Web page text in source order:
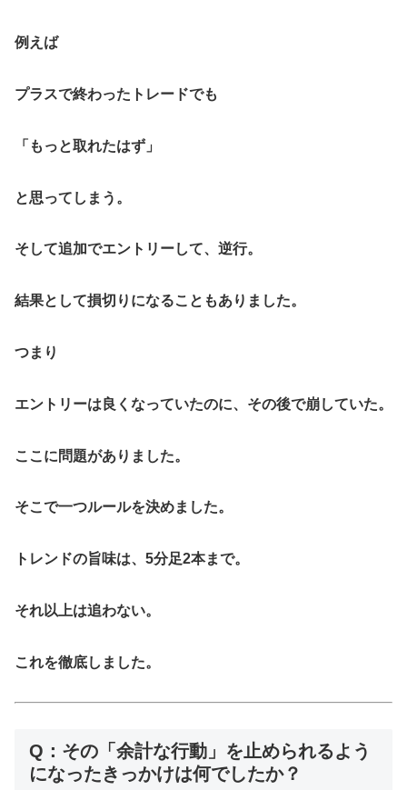
例えば
プラスで終わったトレードでも
「もっと取れたはず」
と思ってしまう。
そして追加でエントリーして、逆行。
結果として損切りになることもありました。
つまり
エントリーは良くなっていたのに、その後で崩していた。
ここに問題がありました。
そこで一つルールを決めました。
トレンドの旨味は、5分足2本まで。
それ以上は追わない。
これを徹底しました。
Q：その「余計な行動」を止められるよう
になったきっかけは何でしたか？